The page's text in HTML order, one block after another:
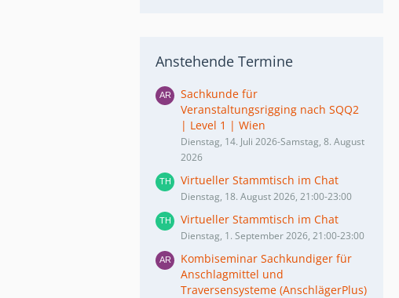
Anstehende Termine
Sachkunde für
Veranstaltungsrigging nach SQQ2
| Level 1 | Wien
Dienstag, 14. Juli 2026-Samstag, 8. August
2026
Virtueller Stammtisch im Chat
Dienstag, 18. August 2026, 21:00-23:00
Virtueller Stammtisch im Chat
Dienstag, 1. September 2026, 21:00-23:00
Kombiseminar Sachkundiger für
Anschlagmittel und
Traversensysteme (AnschlägerPlus)